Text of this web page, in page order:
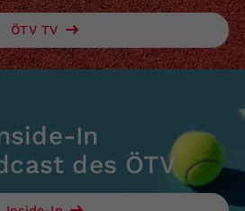
ÖTV TV
In
des ÖTV